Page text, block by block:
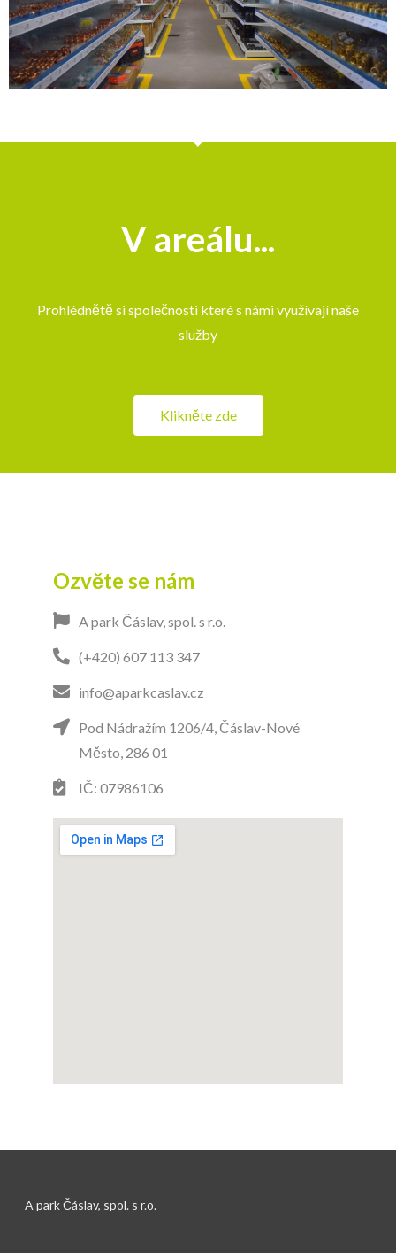
V areálu...
Prohlédnětě si společnosti které s námi využívají naše
služby
Klikněte zde
Ozvěte se nám
A park Čáslav, spol. s r.o.
(+420) 607 113 347
info@aparkcaslav.cz
Pod Nádražím 1206/4, Čáslav-Nové
Město, 286 01
IČ: 07986106
A park Čáslav, spol. s r.o.